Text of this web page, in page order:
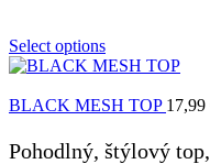
Select options
BLACK MESH TOP 17,99
Pohodlný, štýlový